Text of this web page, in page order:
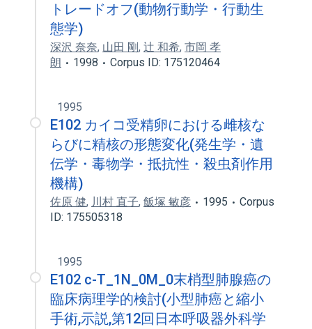
トレードオフ(動物行動学・行動生
態学)
深沢 奈奈, 山田 剛, 辻 和希, 市岡 孝
朗
1998 Corpus ID: 175120464
1995
E102 カイコ受精卵における雌核な
らびに精核の形態変化(発生学・遺
伝学・毒物学・抵抗性・殺虫剤作用
機構)
佐原 健, 川村 直子, 飯塚 敏彦 1995
Corpus
ID: 175505318
1995
E102 c-T_1N_0M_0末梢型肺腺癌の
臨床病理学的検討(小型肺癌と縮小
手術,示説,第12回日本呼吸器外科学